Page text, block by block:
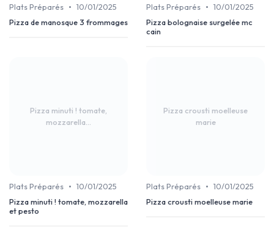
Plats Préparés • 10/01/2025
Pizza de manosque 3 frommages
Plats Préparés • 10/01/2025
Pizza bolognaise surgelée mc
cain
Pizza minuti ! tomate,
mozzarella...
Plats Préparés • 10/01/2025
Pizza minuti ! tomate, mozzarella
et pesto
Pizza crousti moelleuse
marie
Plats Préparés • 10/01/2025
Pizza crousti moelleuse marie